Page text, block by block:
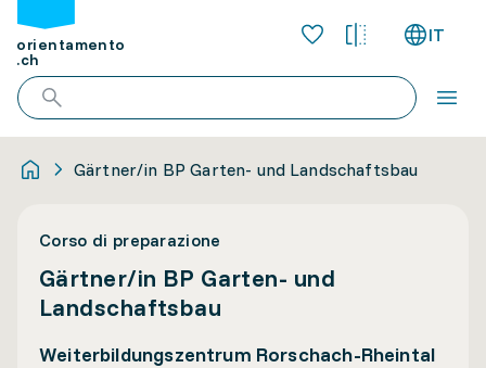
orientamento
.ch
IT
Gärtner/in BP Garten- und Landschaftsbau
Corso di preparazione
Gärtner/in BP Garten- und
Landschaftsbau
Weiterbildungszentrum Rorschach-Rheintal